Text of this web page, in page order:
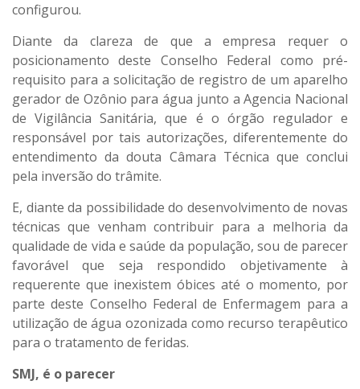
configurou.
Diante da clareza de que a empresa requer o
posicionamento deste Conselho Federal como pré-
requisito para a solicitação de registro de um aparelho
gerador de Ozônio para água junto a Agencia Nacional
de Vigilância Sanitária, que é o órgão regulador e
responsável por tais autorizações, diferentemente do
entendimento da douta Câmara Técnica que conclui
pela inversão do trâmite.
E, diante da possibilidade do desenvolvimento de novas
técnicas que venham contribuir para a melhoria da
qualidade de vida e saúde da população, sou de parecer
favorável que seja respondido objetivamente à
requerente que inexistem óbices até o momento, por
parte deste Conselho Federal de Enfermagem para a
utilização de água ozonizada como recurso terapêutico
para o tratamento de feridas.
SMJ, é o parecer